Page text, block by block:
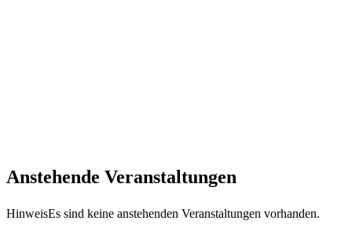
Anstehende Veranstaltungen
HinweisEs sind keine anstehenden Veranstaltungen vorhanden.